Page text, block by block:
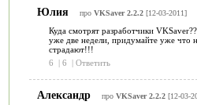
Юлия про VKSaver 2.2.2[12-03-2011]
Куда смотрят разработчики
уже две недели, придумайте уже что
страдают!!!
6
| 6 | Ответить
Александр про VKSaver 2.2.2[12-03-